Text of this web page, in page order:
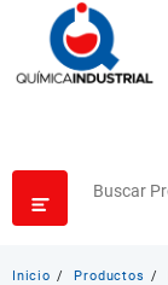
Inicio Productos